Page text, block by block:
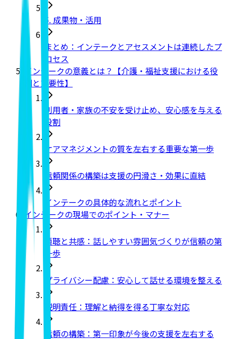
5. 成果物・活用
まとめ：インテークとアセスメントは連続したプ
ロセス
インテークの意義とは？【介護・福祉支援における役
割と重要性】
利用者・家族の不安を受け止め、安心感を与える
役割
ケアマネジメントの質を左右する重要な第一歩
信頼関係の構築は支援の円滑さ・効果に直結
インテークの具体的な流れとポイント
インテークの現場でのポイント・マナー
傾聴と共感：話しやすい雰囲気づくりが信頼の第
一歩
プライバシー配慮：安心して話せる環境を整える
説明責任：理解と納得を得る丁寧な対応
信頼の構築：第一印象が今後の支援を左右する